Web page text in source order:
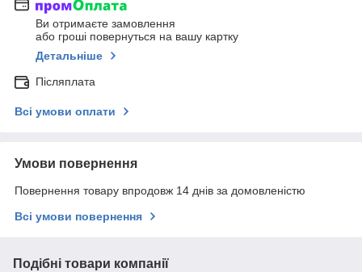
Ви отримаєте замовлення
або гроші повернуться на вашу картку
Детальніше
Післяплата
Всі умови оплати
Умови повернення
Повернення товару впродовж 14 днів за домовленістю
Всі умови повернення
Подібні товари компанії